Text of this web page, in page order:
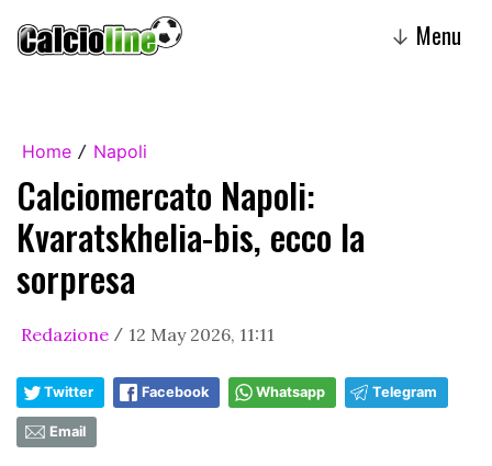
↓ Menu
Home / Napoli
Calciomercato Napoli:
Kvaratskhelia-bis, ecco la
sorpresa
Redazione / 12 May 2026, 11:11
Twitter Facebook Whatsapp Telegram
Email